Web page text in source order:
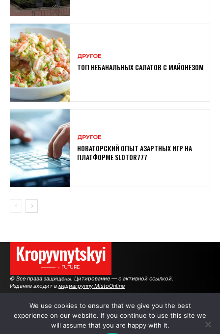
ДРУГОЕ
ТОП НЕБАНАЛЬНЫХ САЛАТОВ С МАЙОНЕЗОМ
ДРУГОЕ
НОВАТОРСКИЙ ОПЫТ АЗАРТНЫХ ИГР НА
ПЛАТФОРМЕ SLOTOR777
Kropyvnytskyi
———→ FUTURE
© Все права защищены. Цитирование — с активной ссылкой.
Издание входит в медиагруппу MistoOnline
АВТОРЫ РЕКЛАМА НА САЙТЕ
We use cookies to ensure that we give you the best
experience on our website. If you continue to use this site we
will assume that you are happy with it.